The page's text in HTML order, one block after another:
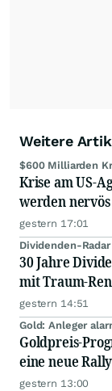
Weitere
$600 Milliarden
Krise am US-
werden nervös
gestern 17:01
Dividenden-Radar
30 Jahre
mit Traum-
gestern 14:51
Gold: Anleger
Goldpreis-
eine neue
gestern 13:00